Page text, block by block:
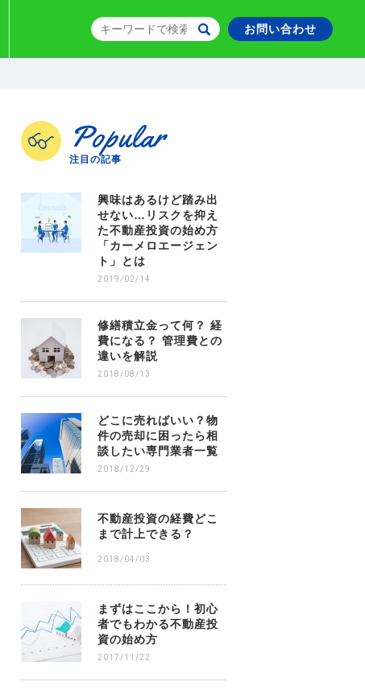
お問い合わせ
Popular
注目の記事
興味はあるけど踏み出
せない…リスクを抑え
た不動産投資の始め方
「カーメロエージェン
ト」とは
2019/02/14
修繕積立金って何？ 経
費になる？ 管理費との
違いを解説
2018/08/13
どこに売ればいい？物
件の売却に困ったら相
談したい専門業者一覧
2018/12/29
不動産投資の経費どこ
まで計上できる？
2018/04/03
まずはここから！初心
者でもわかる不動産投
資の始め方
2017/11/22